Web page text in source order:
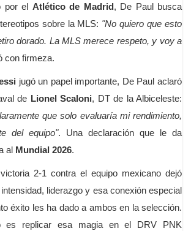
por el Atlético de Madrid, De Paul busca
sobre la MLS: "No quiero que esto
dorado. La MLS merece respeto, y voy a
con firmeza.
jugó un papel importante, De Paul aclaró
de Lionel Scaloni, DT de la Albiceleste:
que solo evaluaría mi rendimiento,
del equipo". Una declaración que le da
al Mundial 2026.
2-1 contra el equipo mexicano dejó
liderazgo y esa conexión especial
éxito les ha dado a ambos en la selección.
es replicar esa magia en el DRV PNK